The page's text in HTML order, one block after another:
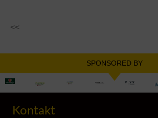
<<
SPONSORED BY
Kontakt